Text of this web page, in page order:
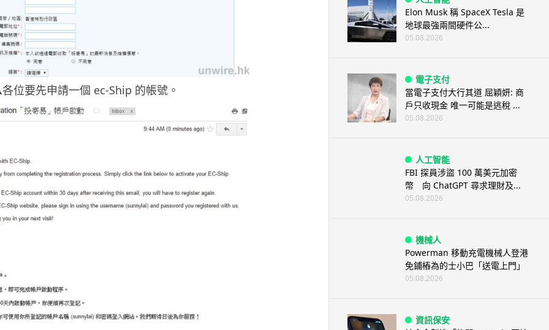
位要先申請一個 ec-Ship 的帳號。
Elon Musk 稱 SpaceX Tesla 是
地球最強兩間硬件公...
05.08.2026
電子支付
當電子支付大行其道 屈穎妍: 商
戶只收現金 唯一可能是逃稅 ...
05.08.2026
人工智能
FBI 探員涉盜 100 萬美元加密
幣 向 ChatGPT 尋求理財及...
05.08.2026
機械人
Powerman 移動充電機械人登港
免鋪樁為的士小巴「送電上門」
05.08.2026
資訊保安